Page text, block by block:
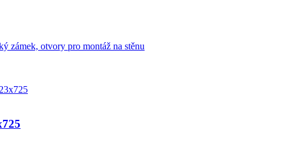
zámek, otvory pro montáž na stěnu